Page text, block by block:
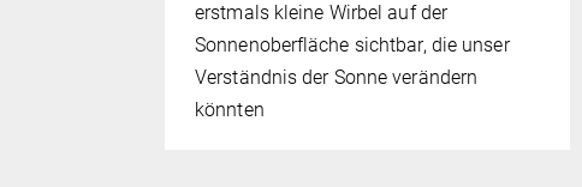
erstmals kleine Wirbel auf der
Sonnenoberfläche sichtbar, die unser
Verständnis der Sonne verändern
könnten